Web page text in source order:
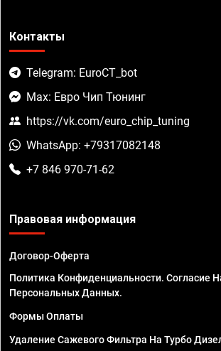
Контакты
Telegram: EuroCT_bot
Max: Евро Чип Тюнинг
https://vk.com/euro_chip_tuning
WhatsApp: +79317082148
+7 846 970-71-62
Правовая информация
Договор-Оферта
Политика Конфиденциальности. Согласие
Персональных Данных.
Формы Оплаты
Удаление Сажевого Фильтра На Турбо